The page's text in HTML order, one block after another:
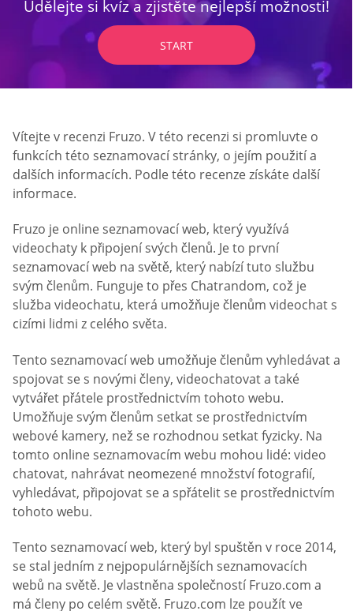
Udělejte si kvíz a zjistěte nejlepší možnosti!
START
Vítejte v recenzi Fruzo. V této recenzi si promluvte o
funkcích této seznamovací stránky, o jejím použití a
dalších informacích. Podle této recenze získáte další
informace.
Fruzo je online seznamovací web, který využívá
videochaty k připojení svých členů. Je to první
seznamovací web na světě, který nabízí tuto službu
svým členům. Funguje to přes Chatrandom, což je
služba videochatu, která umožňuje členům videochat s
cizími lidmi z celého světa.
Tento seznamovací web umožňuje členům vyhledávat a
spojovat se s novými členy, videochatovat a také
vytvářet přátele prostřednictvím tohoto webu.
Umožňuje svým členům setkat se prostřednictvím
webové kamery, než se rozhodnou setkat fyzicky. Na
tomto online seznamovacím webu mohou lidé: video
chatovat, nahrávat neomezené množství fotografií,
vyhledávat, připojovat se a spřátelit se prostřednictvím
tohoto webu.
Tento seznamovací web, který byl spuštěn v roce 2014,
se stal jedním z nejpopulárnějších seznamovacích
webů na světě. Je vlastněna společností Fruzo.com a
má členy po celém světě. Fruzo.com lze použít ve